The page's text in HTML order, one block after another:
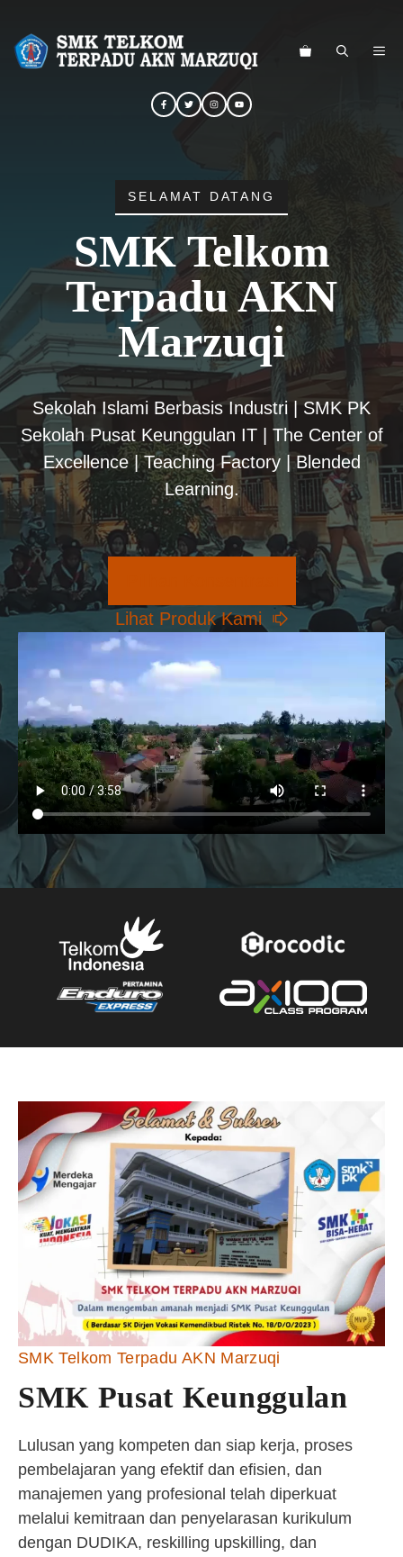
SELAMAT DATANG
SMK Telkom
Terpadu AKN
Marzuqi
Sekolah Islami Berbasis Industri | SMK PK
Sekolah Pusat Keunggulan IT | The Center of
Excellence | Teaching Factory | Blended
Learning.
Lihat Produk Kami
SMK Telkom Terpadu AKN Marzuqi
SMK Pusat Keunggulan
Lulusan yang kompeten dan siap kerja, proses
pembelajaran yang efektif dan efisien, dan
manajemen yang profesional telah diperkuat
melalui kemitraan dan penyelarasan kurikulum
dengan DUDIKA, reskilling upskilling, dan